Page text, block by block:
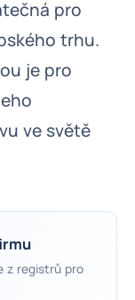
pro
trhu.
je pro
ve světě
z registrů pro